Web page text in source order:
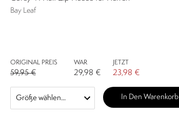
Bay Leaf
ORIGINAL PREIS
59,95 €
WAR
29,98 €
JETZT
23,98 €
In Den Warenkorb